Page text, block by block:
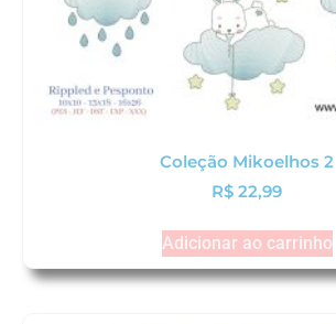
Coleção Mikoelhos 2
R$ 22,99
Adicionar ao carrinho